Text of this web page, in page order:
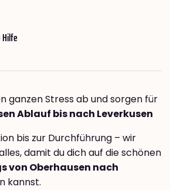
ganzen Stress ab und sorgen für
Ablauf bis nach Leverkusen
bis zur Durchführung – wir
damit du dich auf die schönen
von Oberhausen nach
kannst.